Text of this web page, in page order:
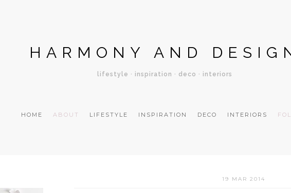
HARMONY AND
lifestyle · inspiration · deco · interiors
HOME ABOUT LIFESTYLE INSPIRATION DECO INTERIORS
19 MAR 2014